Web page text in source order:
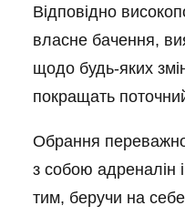
Відповідно
власне бачення,
щодо будь-яких
покращать
Обрання
з собою адреналін
тим, беручи на